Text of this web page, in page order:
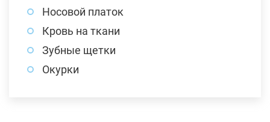
Носовой платок
Кровь на ткани
Зубные щетки
Окурки